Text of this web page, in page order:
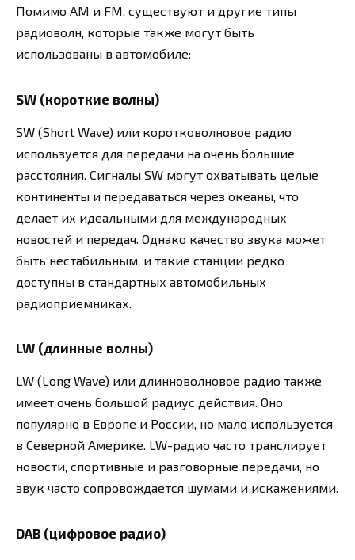
Помимо AM и FM, существуют и другие типы
радиоволн, которые также могут быть
использованы в автомобиле:
SW (короткие волны)
SW (Short Wave) или коротковолновое радио
используется для передачи на очень большие
расстояния. Сигналы SW могут охватывать целые
континенты и передаваться через океаны, что
делает их идеальными для международных
новостей и передач. Однако качество звука может
быть нестабильным, и такие станции редко
доступны в стандартных автомобильных
радиоприемниках.
LW (длинные волны)
LW (Long Wave) или длинноволновое радио также
имеет очень большой радиус действия. Оно
популярно в Европе и России, но мало используется
в Северной Америке. LW-радио часто транслирует
новости, спортивные и разговорные передачи, но
звук часто сопровождается шумами и искажениями.
DAB (цифровое радио)